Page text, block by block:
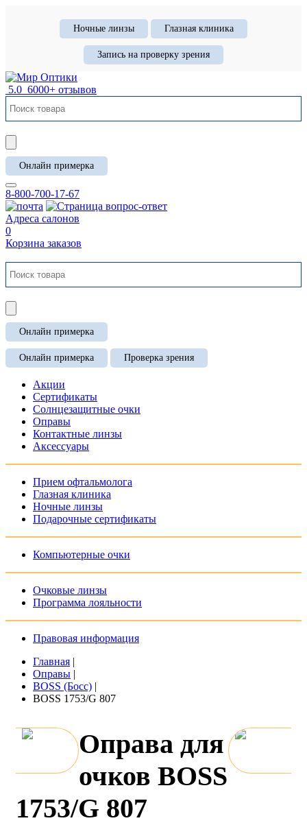
Ночные линзы Глазная клиника
Запись на проверку зрения
5.0 6000+ отзывов
Онлайн примерка
8-800-700-17-67
Адреса салонов
0
Корзина заказов
Онлайн примерка
Онлайн примерка Проверка зрения
Акции
Сертификаты
Солнцезащитные очки
Оправы
Контактные линзы
Аксессуары
Прием офтальмолога
Глазная клиника
Ночные линзы
Подарочные сертификаты
Компьютерные очки
Очковые линзы
Программа лояльности
Правовая информация
Главная |
Оправы |
BOSS (Босс) |
BOSS 1753/G 807
Оправа для
очков BOSS
1753/G 807